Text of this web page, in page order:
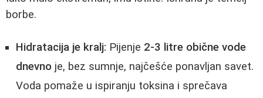
borbe.
Hidratacija je kralj: Pijenje 2-3 litre obične vode
dnevno je, bez sumnje, najčešće ponavljan savet.
Voda pomaže u ispiranju toksina i sprečava